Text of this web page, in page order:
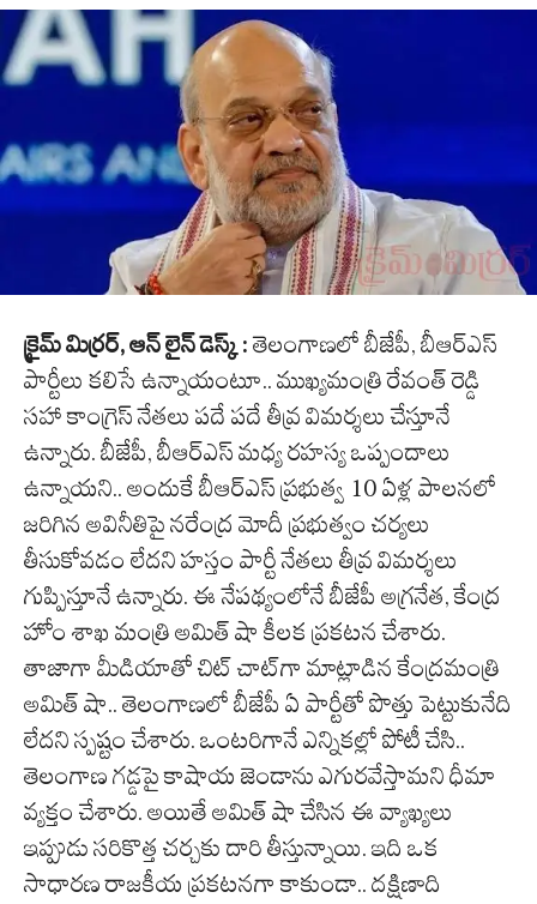
క్రైమ్ మిర్రర్, ఆన్ లైన్ డెస్క్ :తెలంగాణలో బీజేపీ, బీఆర్ఎస్
పార్టీలు కలిసే ఉన్నాయంటూ.. ముఖ్యమంత్రి రేవంత్ రెడ్డి
సహా కాంగ్రెస్ నేతలు పదే పదే తీవ్ర విమర్శలు చేస్తూనే
ఉన్నారు. బీజేపీ, బీఆర్ఎస్ మధ్య రహస్య ఒప్పందాలు
ఉన్నాయని.. అందుకే బీఆర్ఎస్ ప్రభుత్వ 10 ఏళ్ల పాలనలో
జరిగిన అవినీతిపై నరేంద్ర మోదీ ప్రభుత్వం చర్యలు
తీసుకోవడం లేదని హస్తం పార్టీ నేతలు తీవ్ర విమర్శలు
గుప్పిస్తూనే ఉన్నారు. ఈ నేపథ్యంలోనే బీజేపీ అగ్రనేత, కేంద్ర
హోం శాఖ మంత్రి అమిత్ షా కీలక ప్రకటన చేశారు.
తాజాగా మీడియాతో చిట్ చాట్‌గా మాట్లాడిన కేంద్రమంత్రి
అమిత్ షా.. తెలంగాణలో బీజేపీ ఏ పార్టీతో పొత్తు పెట్టుకునేది
లేదని స్పష్టం చేశారు. ఒంటరిగానే ఎన్నికల్లో పోటీ చేసి..
తెలంగాణ గడ్డపై కాషాయ జెండాను ఎగురవేస్తామని ధీమా
వ్యక్తం చేశారు. అయితే అమిత్ షా చేసిన ఈ వ్యాఖ్యలు
ఇప్పుడు సరికొత్త చర్చకు దారి తీస్తున్నాయి. ఇది ఒక
సాధారణ రాజకీయ ప్రకటనగా కాకుండా.. దక్షిణాది